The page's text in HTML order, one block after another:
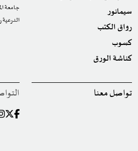
سيمانور
رواق الكتب
كسوب
كناشة الورق
جامعة
تواصل معنا